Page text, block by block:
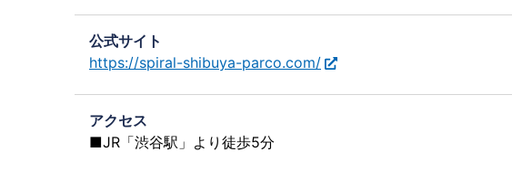
公式サイト
https://spiral-shibuya-parco.com/
アクセス
■JR「渋谷駅」より徒歩5分